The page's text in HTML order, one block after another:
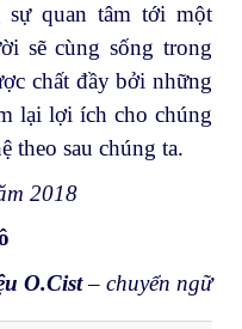
sự quan tâm tới một
sẽ cùng sống trong
chất đầy bởi những
lại lợi ích cho chúng
theo sau chúng ta.
2018
O.Cist– chuyển ngữ